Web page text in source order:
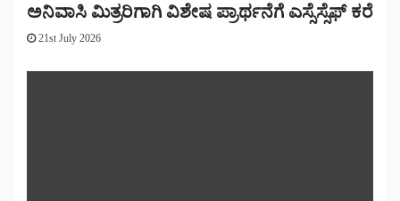
ಅನಿವಾಸಿ ಮಿತ್ರರಿಗಾಗಿ ವಿಶೇಷ ಪ್ರಾರ್ಥನೆಗೆ ಎಸ್ಸೆಸ್ಸೆಫ್ ಕರೆ
21st July 2026